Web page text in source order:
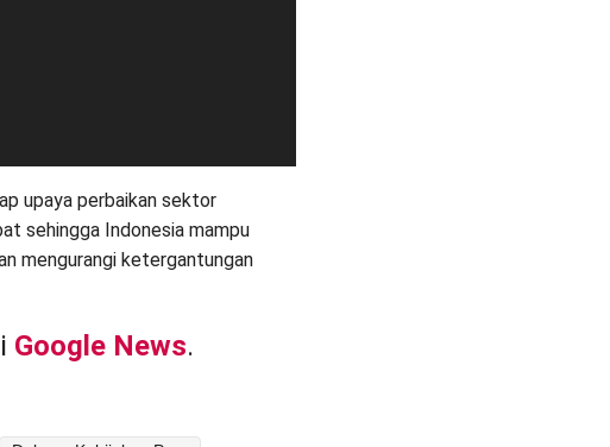
upaya perbaikan sektor
sehingga Indonesia mampu
mengurangi ketergantungan
Google News.